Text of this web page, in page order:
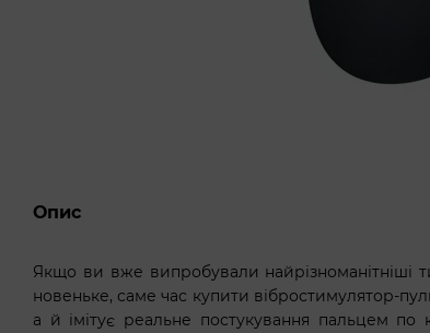
Опис
Якщо ви вже випробували найрізноманітніші
новеньке, саме час купити вібростимулятор-
а й імітує реальне постукування пальцем по